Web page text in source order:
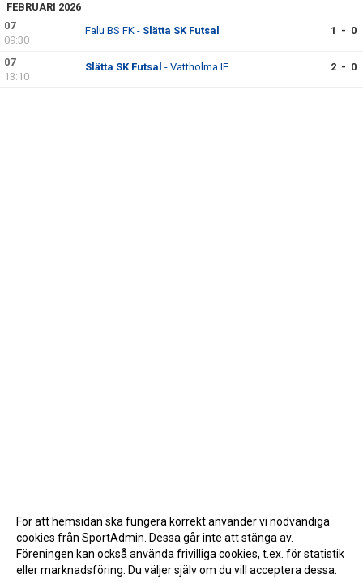
FEBRUARI 2026
07
09:30
Falu BS FK - Slätta SK Futsal 1 - 0
07
13:10
Slätta SK Futsal - Vattholma IF 2 - 0
För att hemsidan ska fungera korrekt använder vi nödvändiga
cookies från SportAdmin. Dessa går inte att stänga av.
Föreningen kan också använda frivilliga cookies, t.ex. för statistik
eller marknadsföring. Du väljer själv om du vill acceptera dessa.